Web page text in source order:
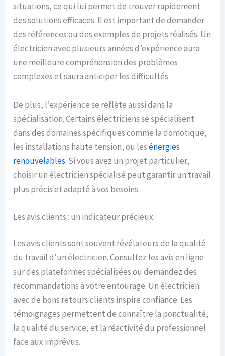
situations, ce qui lui permet de trouver rapidement
des solutions efficaces. Il est important de demander
des références ou des exemples de projets réalisés. Un
électricien avec plusieurs années d’expérience aura
une meilleure compréhension des problèmes
complexes et saura anticiper les difficultés.
De plus, l’expérience se reflète aussi dans la
spécialisation. Certains électriciens se spécialisent
dans des domaines spécifiques comme la domotique,
les installations haute tension, ou lesénergies
renouvelables. Si vous avez un projet particulier,
choisir un électricien spécialisé peut garantir un travail
plus précis et adapté à vos besoins.
Les avis clients : un indicateur précieux
Les avis clients sont souvent révélateurs de la qualité
du travail d’un électricien. Consultez les avis en ligne
sur des plateformes spécialisées ou demandez des
recommandations à votre entourage. Un électricien
avec de bons retours clients inspire confiance. Les
témoignages permettent de connaître la ponctualité,
la qualité du service, et la réactivité du professionnel
face aux imprévus.